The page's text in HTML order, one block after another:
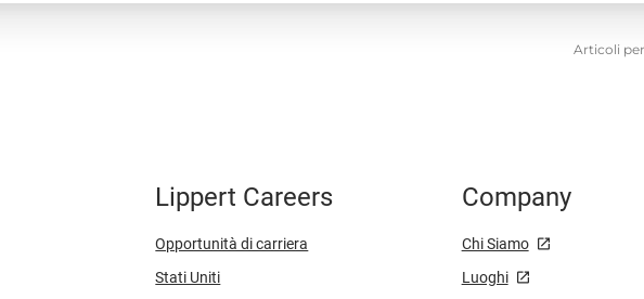
Articoli
Lippert Careers
Opportunità di carriera
Stati Uniti
Company
Chi Siamo
Luoghi